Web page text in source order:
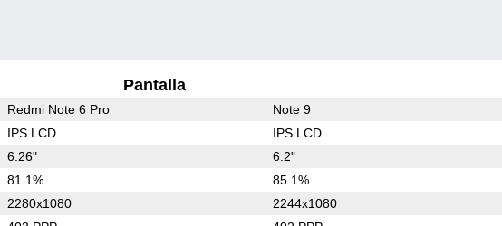
Pantalla
Redmi Note 6 Pro Note 9
IPS LCD IPS LCD
6.26" 6.2"
81.1% 85.1%
2280x1080 2244x1080